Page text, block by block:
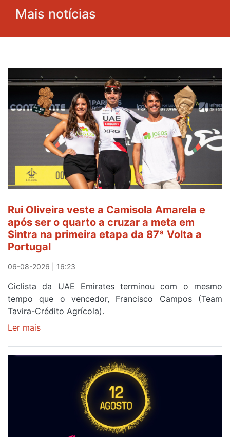
Mais notícias
Rui Oliveira veste a Camisola Amarela e
após ser o quarto a cruzar a meta em
Sintra na primeira etapa da 87ª Volta a
Portugal
06-08-2026 | 16:23
Ciclista da UAE Emirates terminou com o mesmo
tempo que o vencedor, Francisco Campos (Team
Tavira-Crédito Agrícola).
Ler mais
Oliveira